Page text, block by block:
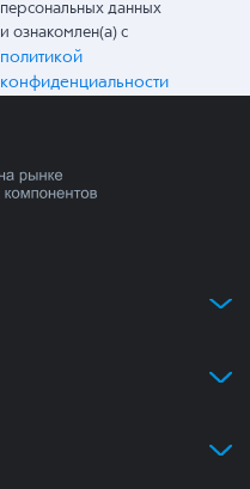
персональных данных
и ознакомлен(а) с
политикой
конфиденциальности